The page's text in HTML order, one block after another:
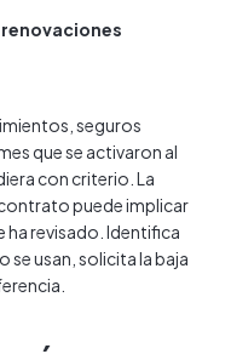
seguros
que se activaron al
con criterio. La
puede implicar
ha revisado. Identifica
se usan, solicita la baja